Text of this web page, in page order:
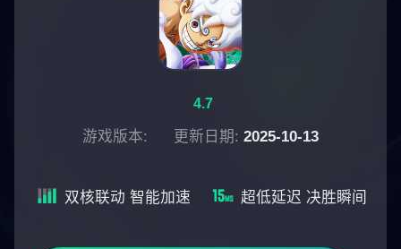
4.7
游戏版本: 更新日期: 2025-10-13
双核联动 智能加速 超低延迟 决胜瞬间